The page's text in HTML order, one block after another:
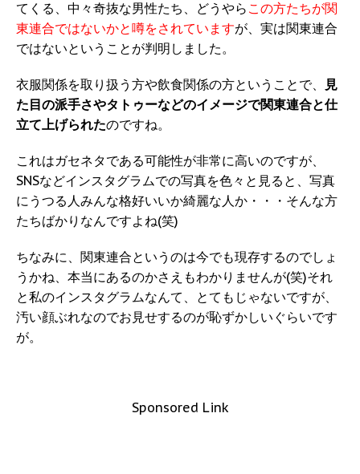
てくる、中々奇抜な男性たち、どうやら この方たちが関
東連合ではないかと噂をされていますが、実は関東連合
ではないということが判明しました。
衣服関係を取り扱う方や飲食関係の方ということで、
見
た目の派手さやタトゥーなどのイメージで関東連合と仕
立て上げられたのですね。
これはガセネタである可能性が非常に高いのですが、
SNSなどインスタグラムでの写真を色々と見ると、写真
にうつる人みんな格好いいか綺麗な人か・・・そんな方
たちばかりなんですよね(笑)
ちなみに、関東連合というのは今でも現存するのでしょ
うかね、本当にあるのかさえもわかりませんが(笑)それ
と私のインスタグラムなんて、とてもじゃないですが、
汚い顔ぶれなのでお見せするのが恥ずかしいぐらいです
が。
Sponsored Link